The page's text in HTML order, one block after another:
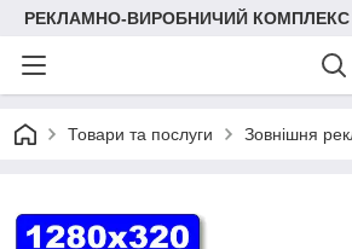
РЕКЛАМНО-ВИРОБНИЧИЙ КОМПЛЕКС
Товари та послуги Зовнішня